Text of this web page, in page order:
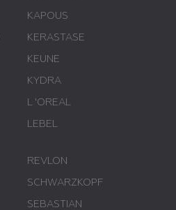
KAPOUS
KERASTASE
KEUNE
KYDRA
L 'ОREAL
LEBEL
REVLON
SCHWARZKOPF
SEBASTIAN